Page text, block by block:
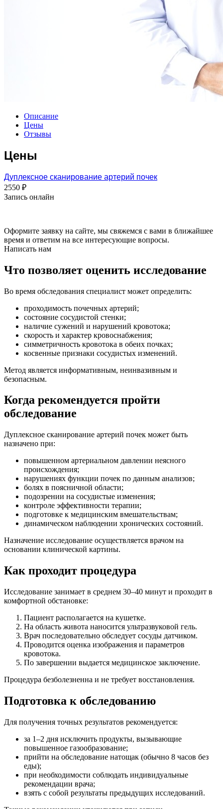
Описание
Цены
Отзывы
Цены
Дуплексное сканирование артерий почек
2550 ₽
Запись онлайн
Оформите заявку на сайте, мы свяжемся с вами в ближайшее
время и ответим на все интересующие вопросы.
Написать нам
Что позволяет оценить исследование
Во время обследования специалист может определить:
проходимость почечных артерий;
состояние сосудистой стенки;
наличие сужений и нарушений кровотока;
скорость и характер кровоснабжения;
симметричность кровотока в обеих почках;
косвенные признаки сосудистых изменений.
Метод является информативным, неинвазивным и
безопасным.
Когда рекомендуется пройти
обследование
Дуплексное сканирование артерий почек может быть
назначено при:
повышенном артериальном давлении неясного
происхождения;
нарушениях функции почек по данным анализов;
болях в поясничной области;
подозрении на сосудистые изменения;
контроле эффективности терапии;
подготовке к медицинским вмешательствам;
динамическом наблюдении хронических состояний.
Назначение исследование осуществляется врачом на
основании клинической картины.
Как проходит процедура
Исследование занимает в среднем 30–40 минут и проходит в
комфортной обстановке:
Пациент располагается на кушетке.
На область живота наносится ультразвуковой гель.
Врач последовательно обследует сосуды датчиком.
Проводится оценка изображения и параметров
кровотока.
По завершении выдается медицинское заключение.
Процедура безболезненна и не требует восстановления.
Подготовка к обследованию
Для получения точных результатов рекомендуется:
за 1–2 дня исключить продукты, вызывающие
повышенное газообразование;
прийти на обследование натощак (обычно 8 часов без
еды);
при необходимости соблюдать индивидуальные
рекомендации врача;
взять с собой результаты предыдущих исследований.